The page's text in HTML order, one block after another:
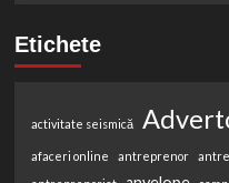
Etichete
activitate seismică
afaceri online antreprenor